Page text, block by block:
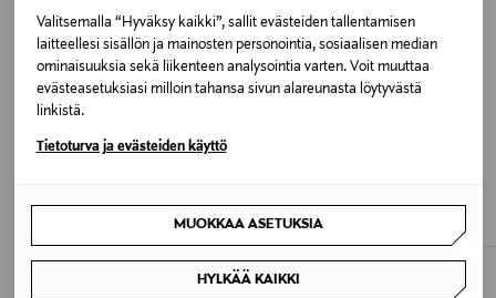
Valitsemalla “Hyväksy kaikki”, sallit evästeiden tallentamisen
laitteellesi sisällön ja mainosten personointia, sosiaalisen median
ominaisuuksia sekä liikenteen analysointia varten. Voit muuttaa
evästeasetuksiasi milloin tahansa sivun alareunasta löytyvästä
linkistä.
Tietoturva ja evästeiden käyttö
MUOKKAA ASETUKSIA
HYLKÄÄ KAIKKI
Väri
BLACK 011
Valmistusmaa
Vietnam
Valmistajan tuotenumero
ETUKUPONKITUOTE
Full Brief -alushousut
High Waist -alushousut
Original Price
82,00 €